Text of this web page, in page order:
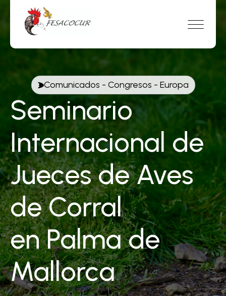
Comunicados - Congresos - Europa
Seminario
Internacional de
Jueces de Aves
de Corral
en Palma de
Mallorca